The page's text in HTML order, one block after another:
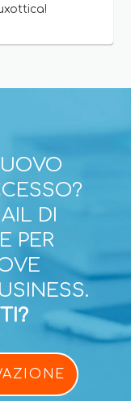
DI
PER